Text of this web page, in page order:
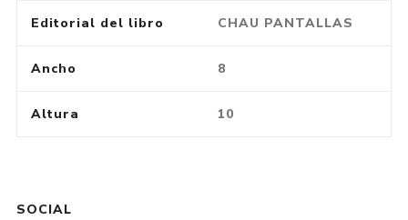
Editorial del libro CHAU PANTALLAS
Ancho 8
Altura 10
SOCIAL